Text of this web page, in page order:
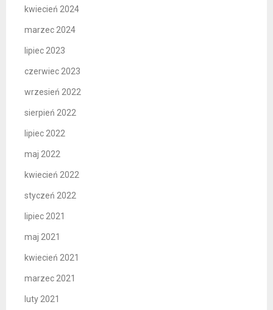
kwiecień 2024
marzec 2024
lipiec 2023
czerwiec 2023
wrzesień 2022
sierpień 2022
lipiec 2022
maj 2022
kwiecień 2022
styczeń 2022
lipiec 2021
maj 2021
kwiecień 2021
marzec 2021
luty 2021